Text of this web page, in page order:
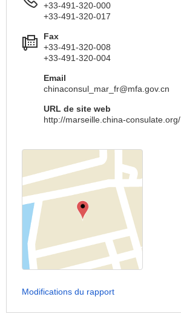
+33-491-320-000
+33-491-320-017
Fax
+33-491-320-008
+33-491-320-004
Email
chinaconsul_mar_fr@mfa.gov.cn
URL de site web
http://marseille.china-consulate.org/
Modifications du rapport